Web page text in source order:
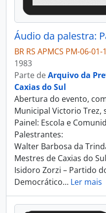
BR RS APMCS PM-06-
1983
Parte deArquivo da
Caxias do Sul
Abertura do evento,
Municipal Victorio Trez,
Painel: Escola e
Palestrantes:
Walter Barbosa da
Mestres de Caxias do
Isidoro Zorzi – Partido
Democrático… Ler mais